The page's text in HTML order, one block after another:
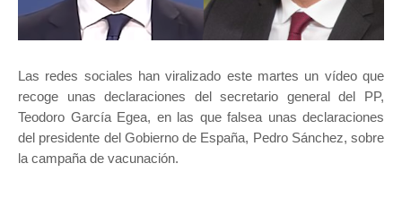
Las redes sociales han viralizado este martes un vídeo que
recoge unas declaraciones del secretario general del PP,
Teodoro García Egea, en las que falsea unas declaraciones
del presidente del Gobierno de España, Pedro Sánchez, sobre
la campaña de vacunación.